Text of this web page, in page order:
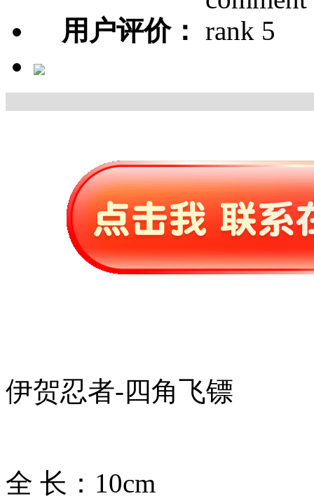
用户评价：
伊贺忍者-四角飞镖
全 长：10cm